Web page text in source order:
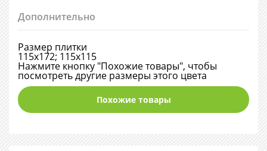
Дополнительно
Размер плитки
115х172; 115х115
Нажмите кнопку "Похожие товары", чтобы
посмотреть другие размеры этого цвета
Похожие товары